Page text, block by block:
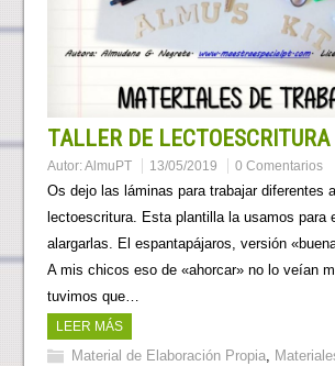
TALLER DE LECTOESCRITURA
Autor:AlmuPT 13/05/2019 0 Comentarios
Os dejo las láminas para trabajar diferentes
lectoescritura. Esta plantilla la usamos para
alargarlas. El espantapájaros, versión
A mis chicos eso de «ahorcar» no lo veían
tuvimos que…
LEER MÁS
Material de Elaboración Propia,